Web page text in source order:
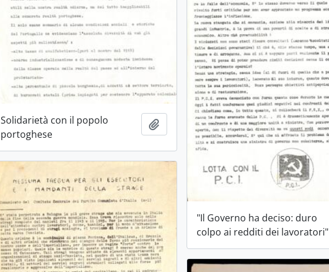
Solidarietà con il popolo
portoghese
Aggiungi all'area di lavoro
"Il Governo ha deciso: duro
colpo ai redditi dei lavoratori"